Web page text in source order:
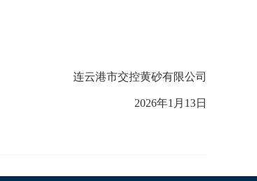
连云港市交控黄砂有限公司
2026年1 月 13日